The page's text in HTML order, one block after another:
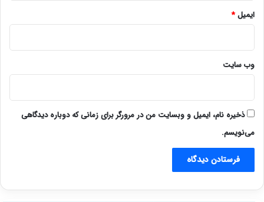
ایمیل*
وب‌ سایت
ذخیره نام، ایمیل و وبسایت من در مرورگر برای زمانی که دوباره دیدگاهی
می‌نویسم.